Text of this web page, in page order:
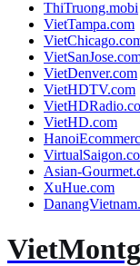
ThiTruong.mobi
VietTampa.com
VietDenver.com
VietHDTV.com
VietHD.com
Asian-
XuHue.com